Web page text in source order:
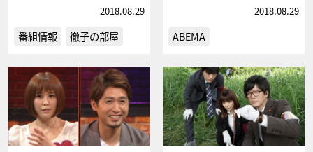
2018.08.29
番組情報 徹子の部屋
2018.08.29
ABEMA